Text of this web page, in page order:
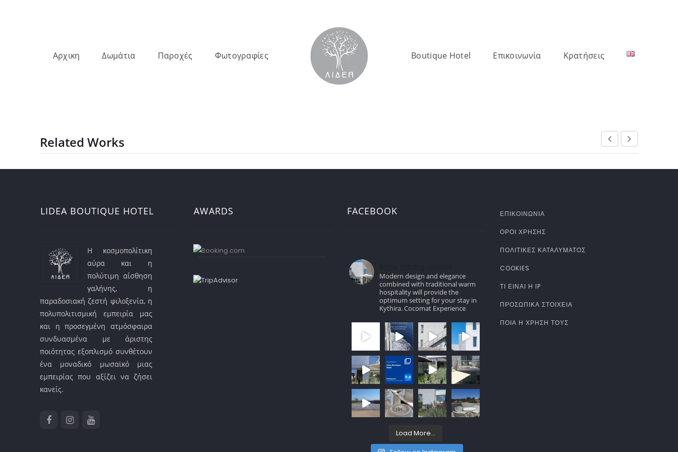
Αρχικη Δωμάτια Παροχές Φωτογραφίες Boutique Hotel Επικοινωνία Κρατήσεις
Related Works
LIDEA BOUTIQUE HOTEL
Η κοσμοπολίτικη
αύρα και η
πολύτιμη αίσθηση
γαλήνης, η
παραδοσιακή ζεστή φιλοξενία, η
πολυπολιτισμική εμπειρία μας
και η προσεγμένη ατμόσφαιρα
συνδυασμένα με άριστης
ποιότητας εξοπλισμό συνθέτουν
ένα μοναδικό μωσαϊκό μιας
εμπειρίας που αξίζει να ζήσει
κανείς.
AWARDS FACEBOOK
Modern design and elegance
combined with traditional warm
hospitality will provide the
optimum setting for your stay in
Kythira.Cocomat Experience
Load More...
ΕΠΙΚΟΙΝΩΝΙΑ
ΌΡΟΙ ΧΡΉΣΗΣ
ΠΟΛΙΤΙΚΈΣ ΚΑΤΑΛΎΜΑΤΟΣ
COOKIES
ΤΊ ΕΊΝΑΙ Η IP
ΠΡΟΣΩΠΙΚΆ ΣΤΟΙΧΕΊΑ
ΠΟΙΑ Η ΧΡΉΣΗ ΤΟΥΣ